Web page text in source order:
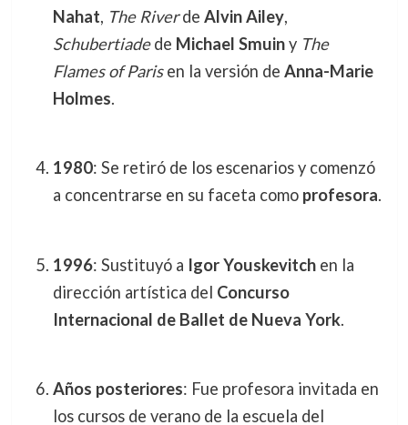
Nahat, The Riverde Alvin Ailey,
Schubertiadede Michael Smuiny The
Flames of Parisen la versión de Anna-Marie
Holmes.
1980: Se retiró de los escenarios y comenzó
a concentrarse en su faceta como profesora.
1996: Sustituyó a Igor Youskevitchen la
dirección artística del Concurso
Internacional de Ballet de Nueva York.
Años posteriores: Fue profesora invitada en
los cursos de verano de la escuela del